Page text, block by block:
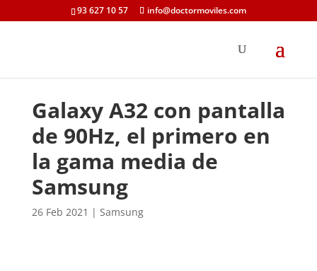
93 627 10 57 info@doctormoviles.com
Galaxy A32 con pantalla
de 90Hz, el primero en
la gama media de
Samsung
26 Feb 2021 | Samsung